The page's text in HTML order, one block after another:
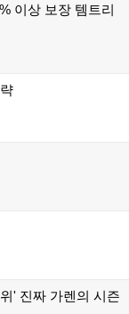
이상 보장 템트리
' 진짜 가렌의 시즌